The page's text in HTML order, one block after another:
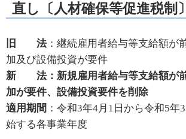
直し〔人材確保等促進税制〕
旧 法 ：継続雇用者給与等支給額が
加及び設備投資が要件
新 法：新規雇用者給与等支給額が
加が要件、設備投資要件を削除
適用期間 ：令和3年4月1日から令和5年
始する各事業年度